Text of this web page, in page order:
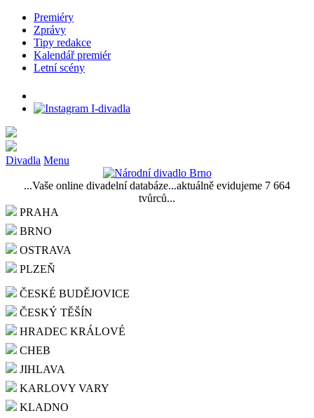
Premiéry
Zprávy
Tipy redakce
Kalendář premiér
Letní scény
Divadla Menu
...Vaše online divadelní databáze...aktuálně evidujeme 7 664
tvůrců...
PRAHA
BRNO
OSTRAVA
PLZEŇ
ČESKÉ BUDĚJOVICE
ČESKÝ TĚŠÍN
HRADEC KRÁLOVÉ
CHEB
JIHLAVA
KARLOVY VARY
KLADNO